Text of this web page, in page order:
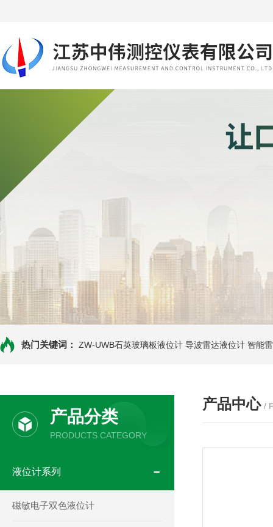
热门关键词： ZW-UWB石英玻璃板液位计 导波雷达液位计 智能
产品分类
PRODUCTS CATEGORY
液位计系列
磁敏电子双色液位计
产品中心 /